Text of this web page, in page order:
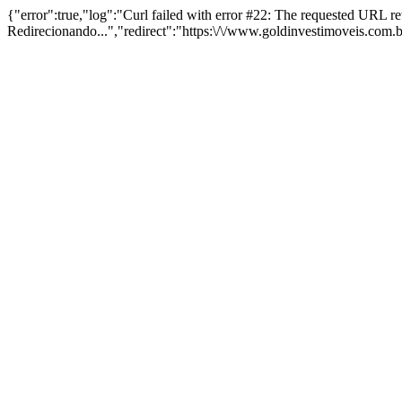
{"error":true,"log":"Curl failed with error #22: The requested URL
Redirecionando...","redirect":"https:\/\/